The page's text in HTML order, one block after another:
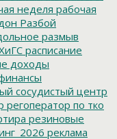
неделя рабочая
Разбой
размыв
расписание
доходы
сосудистый центр
регоператор по тко
резиновые
реклама